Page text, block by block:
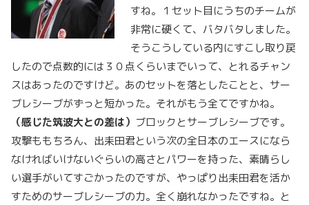
すね。１セット目にうちのチームが
非常に硬くて、バタバタしました。
そうこうしている内にすこし取り戻
したので点数的には３０点くらいまでいって、とれるチャン
スはあったのですけど。あのセットを落としたことと、サー
ブレシーブがずっと短かった。それがもう全てですかね。
（感じた筑波大との差は） ブロックとサーブレシーブです。
攻撃ももちろん、出耒田君という次の全日本のエースになら
なければいけないぐらいの高さとパワーを持った、素晴らし
い選手がいてすごかったのですが、やっぱり出耒田君を活か
すためのサーブレシーブの力。全く崩れなかったですね。と